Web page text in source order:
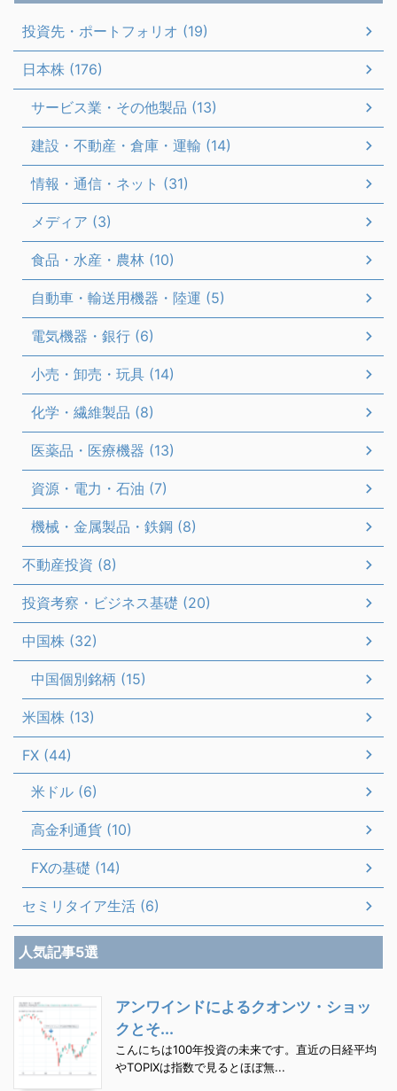
投資先・ポートフォリオ (19)
日本株 (176)
サービス業・その他製品 (13)
建設・不動産・倉庫・運輸 (14)
情報・通信・ネット (31)
メディア (3)
食品・水産・農林 (10)
自動車・輸送用機器・陸運 (5)
電気機器・銀行 (6)
小売・卸売・玩具 (14)
化学・繊維製品 (8)
医薬品・医療機器 (13)
資源・電力・石油 (7)
機械・金属製品・鉄鋼 (8)
不動産投資 (8)
投資考察・ビジネス基礎 (20)
中国株 (32)
中国個別銘柄 (15)
米国株 (13)
FX (44)
米ドル (6)
高金利通貨 (10)
FXの基礎 (14)
セミリタイア生活 (6)
人気記事5選
アンワインドによるクオンツ・ショッ
クとそ...
こんにちは100年投資の未来です。直近の日経平均
やTOPIXは指数で見るとほぼ無...